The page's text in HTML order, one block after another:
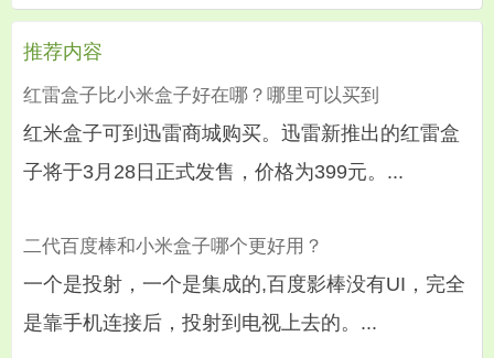
推荐内容
红雷盒子比小米盒子好在哪？哪里可以买到
红米盒子可到迅雷商城购买。迅雷新推出的红雷盒
子将于3月28日正式发售，价格为399元。...
二代百度棒和小米盒子哪个更好用？
一个是投射，一个是集成的,百度影棒没有UI，完全
是靠手机连接后，投射到电视上去的。...